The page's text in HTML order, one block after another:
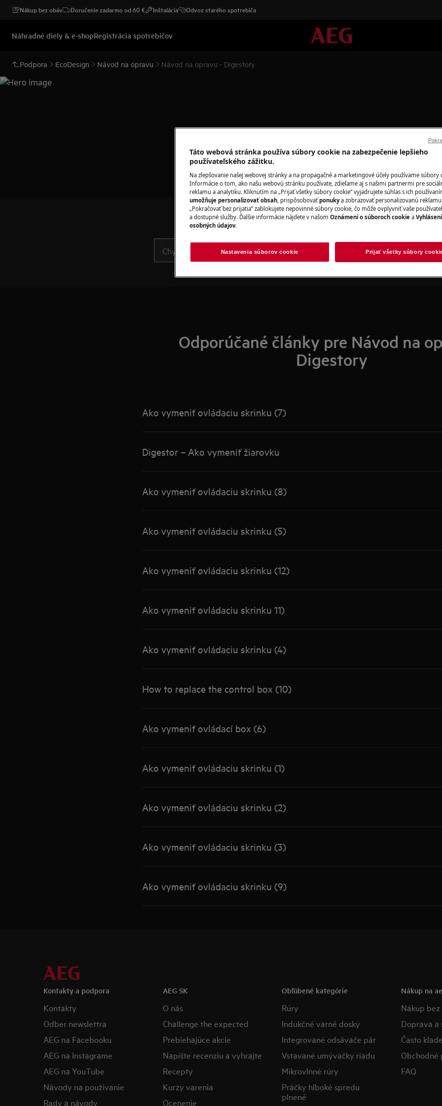
Nákup bez obáv Doručenie zadarmo od 60 € Inštalácia Odvoz starého spotrebiča
Náhradné diely & e-shopRegistrácia spotrebičov
Podpora EcoDesign Návod na opravu Návod na opravu - Digestory
Podpora pre Návod na opravu -
Hľadajte v našich článkoch podpory
Odporúčané články pre Návod na
Digestory
Ako vymeniť ovládaciu skrinku (7)
Digestor – Ako vymeniť žiarovku
Ako vymeniť ovládaciu skrinku (8)
Ako vymeniť ovládaciu skrinku (5)
Ako vymeniť ovládaciu skrinku (12)
Ako vymeniť ovládaciu skrinku 11)
Ako vymeniť ovládaciu skrinku (4)
How to replace the control box (10)
Ako vymeniť ovládací box (6)
Ako vymeniť ovládaciu skrinku (1)
Ako vymeniť ovládaciu skrinku (2)
Ako vymeniť ovládaciu skrinku (3)
Ako vymeniť ovládaciu skrinku (9)
Kontakty a podpora
Kontakty
Odber newslettra
AEG na Facebooku
AEG na Instagrame
AEG na YouTube
Návody na použivanie
Rady a návody
AEG SK
O nás
Challenge the expected
Prebiehajúce akcie
Napíšte recenziu a vyhrajte
Recepty
Kurzy varenia
Ocenenie
Obľúbené kategórie
Rúry
Indukčné varné dosky
Integrované odsávače pár
Vstavané umývačky riadu
Mikrovlnné rúry
Práčky hlboké spredu
plnené
Nákup na
Nákup
Doprava a
​Často
Obchodné
FAQ
Táto webová stránka používa súbory cookie na zabezpečenie lepšieho
používateľského zážitku.
Na zlepšovanie našej webovej stránky a na propagačné a marketingové účely používame súbory
Informácie o tom, ako našu webovú stránku používate, zdieľame aj s našimi partnermi pre
reklamu a analytiku. Kliknutím na „Prijať všetky súbory cookie“ vyjadrujete súhlas s ich
umožňuje personalizovať obsah, prispôsobovaťponukya zobrazovať personalizovanú
„Pokračovať bez prijatia“ zablokujete nepovinné súbory cookie, čo môže ovplyvniť vaše
a dostupné služby. Ďalšie informácie nájdete v našom Oznámení o súboroch cookie a
osobných údajov.
Nastavenia súborov cookie Prijať všetky súbory